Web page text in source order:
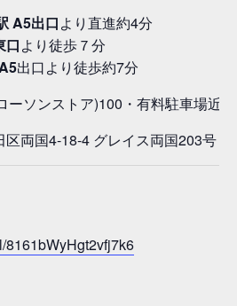
A5出口より直進約4分
口より徒歩７分
出口より徒歩約7分
ーソンストア)100・有料駐車場近
両国4-18-4 グレイス両国203号
8161bWyHgt2vfj7k6